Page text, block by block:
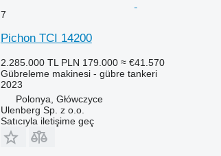
7
Pichon TCI 14200
2.285.000 TL PLN 179.000 ≈ €41.570
Gübreleme makinesi - gübre tankeri
2023
Polonya, Główczyce
Ulenberg Sp. z o.o.
Satıcıyla iletişime geç